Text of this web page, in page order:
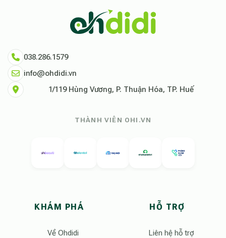
038.286.1579
info@ohdidi.vn
1/119 Hùng Vương, P. Thuận Hóa, TP. Huế
THÀNH VIÊN OHI.VN
KHÁM PHÁ
Về Ohdidi
HỖ TRỢ
Liên hệ hỗ trợ